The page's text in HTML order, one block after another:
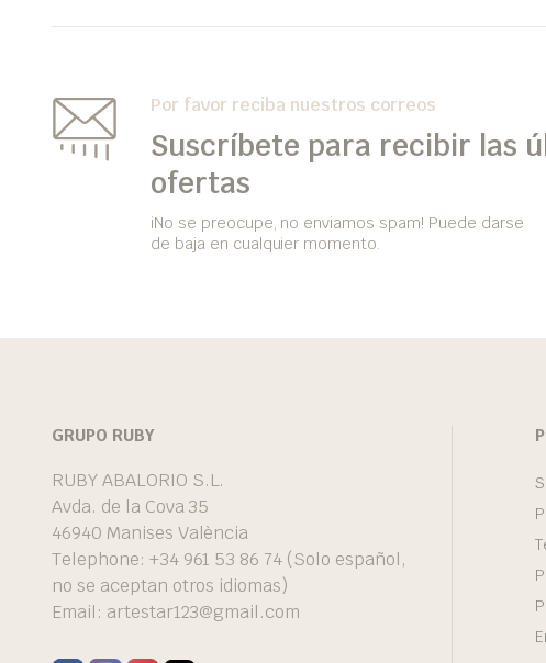
Por favor reciba nuestros correos
Suscríbete para recibir las
ofertas
iNo se preocupe, no enviamos spam! Puede darse
de baja en cualquier momento.
GRUPO RUBY
RUBY ABALORIO S.L.
Avda. de la Cova 35
46940 Manises València
Telephone: +34 961 53 86 74 (Solo español,
no se aceptan otros idiomas)
Email: artestar123@gmail.com